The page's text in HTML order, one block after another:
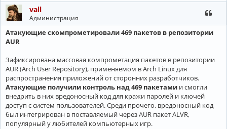
vall
Администрация
Атакующие скомпрометировали 469 пакетов в репозитории
AUR
Зафиксирована массовая компрометация пакетов в репозитории
AUR (Arch User Repository), применяемом в Arch Linux для
распространения приложений от сторонних разработчиков.
Атакующие получили контроль над 469 пакетами и смогли
внедрить в них вредоносный код для кражи паролей и ключей
доступ с систем пользователей. Среди прочего, вредоносный код
был интегрирован в поставляемый через AUR пакет ALVR,
популярный у любителей компьютерных игр.